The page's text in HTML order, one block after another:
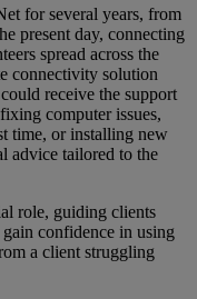
for several years, from
present day, connecting
spread across the
connectivity solution
receive the support
computer issues,
time, or installing new
advice tailored to the
role, guiding clients
confidence in using
a client struggling